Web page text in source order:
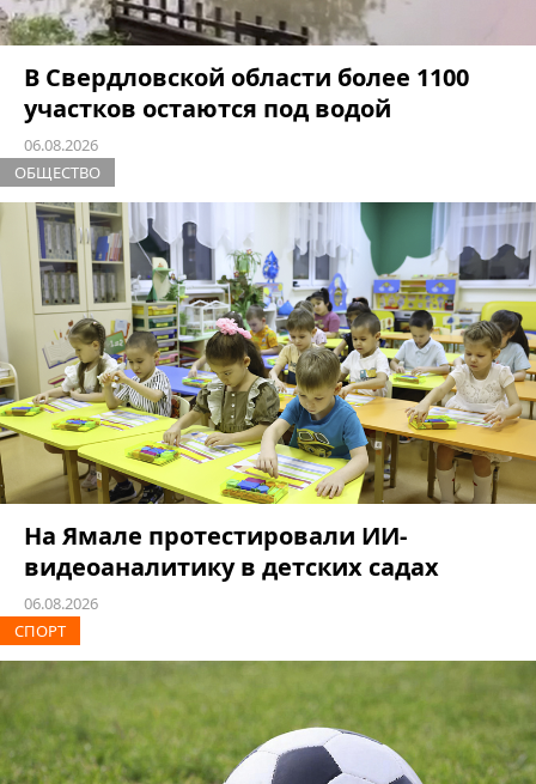
В Свердловской области более 1100
участков остаются под водой
06.08.2026
ОБЩЕСТВО
На Ямале протестировали ИИ-
видеоаналитику в детских садах
06.08.2026
СПОРТ